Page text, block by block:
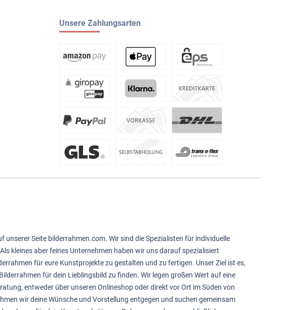
Unsere Zahlungsarten
unserer Seite bilderrahmen.com. Wir sind die Spezialisten für individuelle
kleines aber feines Unternehmen haben wir uns darauf spezialisiert
für eure Kunstprojekte zu gestalten und zu fertigen. Unser Ziel ist es,
für dein Lieblingsbild zu finden. Wir legen großen Wert auf eine
entweder über unseren Onlineshop oder direkt vor Ort im Süden von
wir deine Wünsche und Vorstellung entgegen und suchen gemeinsam